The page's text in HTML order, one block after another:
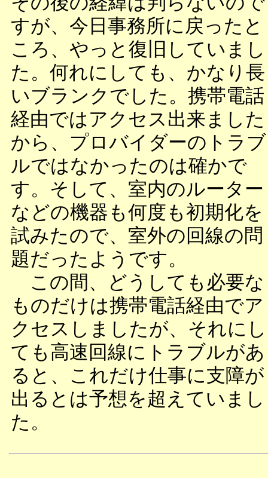
すが、今日事務所に戻ったと
ころ、やっと復旧していまし
た。何れにしても、かなり長
いブランクでした。携帯電話
経由ではアクセス出来ました
から、プロバイダーのトラブ
ルではなかったのは確かで
す。そして、室内のルーター
などの機器も何度も初期化を
試みたので、室外の回線の問
題だったようです。
この間、どうしても必要な
ものだけは携帯電話経由でア
クセスしましたが、それにし
ても高速回線にトラブルがあ
ると、これだけ仕事に支障が
出るとは予想を超えていまし
た。